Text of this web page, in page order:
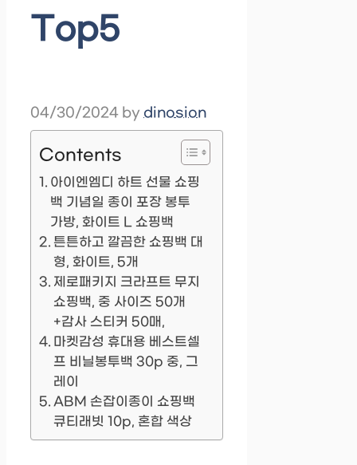
Top5
04/30/2024 by dinosion
Contents
아이엔엠디 하트 선물 쇼핑
백 기념일 종이 포장 봉투
가방, 화이트 L 쇼핑백
튼튼하고 깔끔한 쇼핑백 대
형, 화이트, 5개
제로패키지 크라프트 무지
쇼핑백, 중 사이즈 50개
+감사 스티커 50매,
마켓감성 휴대용 베스트셀
프 비닐봉투백 30p 중, 그
레이
ABM 손잡이종이 쇼핑백
큐티래빗 10p, 혼합 색상